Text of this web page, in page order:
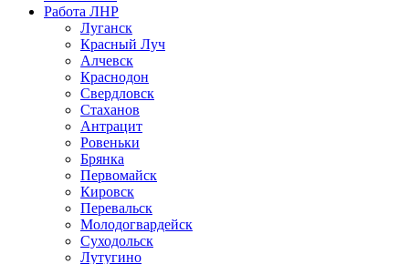
Работа ЛНР
Луганск
Красный Луч
Алчевск
Краснодон
Свердловск
Стаханов
Антрацит
Ровеньки
Брянка
Первомайск
Кировск
Перевальск
Молодогвардейск
Суходольск
Лутугино